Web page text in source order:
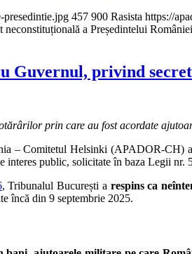
presedintie.jpg 457 900 Rasista https://
a Președintelui
Guvernul, privind
prin care au fost acordate
– Comitetul Helsinki (APADOR-CH)
interes public, solicitate în baza Legii nr.
, Tribunalul București a respins ca
încă din 9 septembrie 2025.